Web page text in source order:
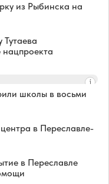
из Рыбинска на
школы в восьми
в Переславле-
в Переславле